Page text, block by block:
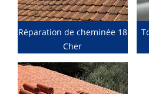
Réparation de cheminée 18
Cher